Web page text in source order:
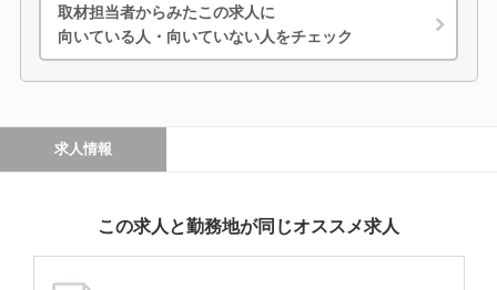
取材担当者からみたこの求人に
向いている人・向いていない人をチェック
求人情報
この求人と勤務地が同じオススメ求人